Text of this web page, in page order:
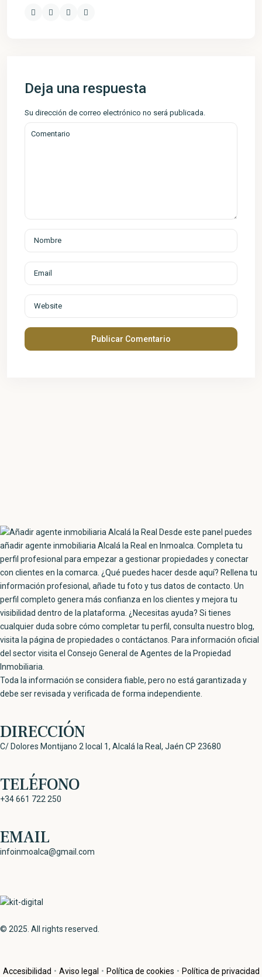
Visitar Facebook de Inmoalca
Visitar perfil de X de Inmoalca
Contactar por WhatsApp con Inmoalca
Deja una respuesta
Su dirección de correo electrónico no será publicada.
Toda la información se considera fiable, pero no está garantizada y
debe ser revisada y verificada de forma independiente.
DIRECCIÓN
C/ Dolores Montijano 2 local 1, Alcalá la Real, Jaén CP 23680
TELÉFONO
+34 661 722 250
EMAIL
infoinmoalca@gmail.com
© 2025. All rights reserved.
Accesibilidad • Aviso legal • Política de cookies • Política de privacidad